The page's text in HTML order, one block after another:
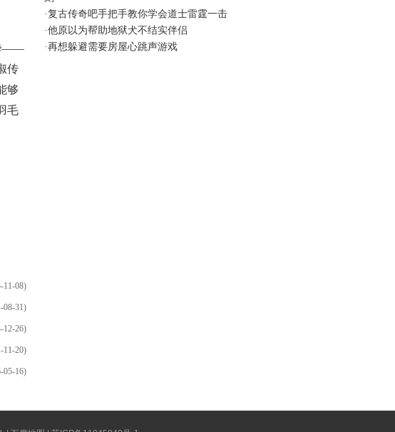
——
传
够
毛
11-08)
08-31)
12-26)
11-20)
05-16)
·复古传奇吧手把手教你学会道士雷霆一击
·他原以为帮助地狱犬不结实伴侣
·再想躲避需要房屋心跳声游戏